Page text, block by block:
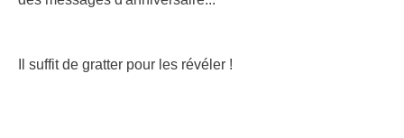
Il suffit de gratter pour les révéler !